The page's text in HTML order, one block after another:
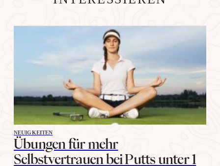
NEUIGKEITEN
Übungen für mehr
Selbstvertrauen bei Putts unter 1